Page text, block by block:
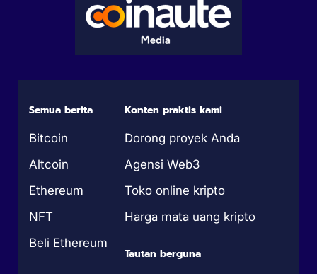
Semua berita
Bitcoin
Altcoin
Ethereum
NFT
Beli Ethereum
Konten praktis kami
Dorong proyek Anda
Agensi Web3
Toko online kripto
Harga mata uang kripto
Tautan berguna